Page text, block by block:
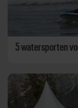
5 watersporten